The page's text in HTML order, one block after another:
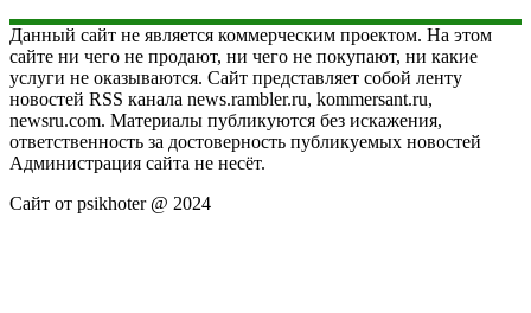
Данный сайт не является коммерческим проектом. На этом
сайте ни чего не продают, ни чего не покупают, ни какие
услуги не оказываются. Сайт представляет собой ленту
новостей RSS канала news.rambler.ru, kommersant.ru,
newsru.com. Материалы публикуются без искажения,
ответственность за достоверность публикуемых новостей
Администрация сайта не несёт.
Сайт от psikhoter @ 2024